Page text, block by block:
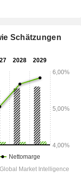
Schätzungen